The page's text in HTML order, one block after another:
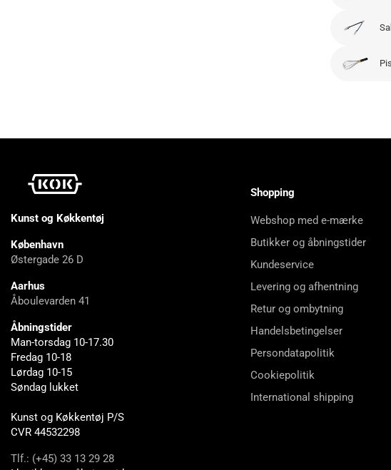
Kunst og Køkkentøj
København
Østergade 26 D
Aarhus
Åboulevarden 41
Åbningstider
Man-torsdag 10-17.30
Fredag 10-18
Lørdag 10-15
Søndag lukket
Kunst og Køkkentøj P/S
CVR 44532298
Tlf.: (+45) 33 13 29 28
Shopping
Webshop med e-mærke
Butikker og åbningstider
Kundeservice
Levering og afhentning
Retur og ombytning
Handelsbetingelser
Persondatapolitik
Cookiepolitik
International shipping